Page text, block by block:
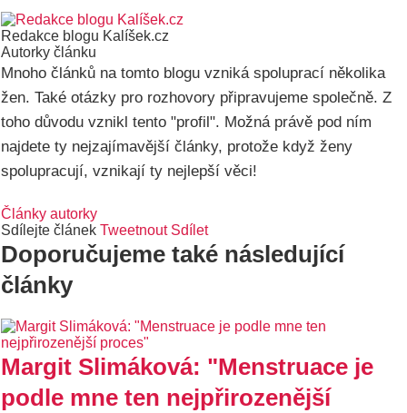
Redakce blogu Kalíšek.cz
Autorky článku
Mnoho článků na tomto blogu vzniká spoluprací několika
žen. Také otázky pro rozhovory připravujeme společně. Z
toho důvodu vznikl tento "profil". Možná právě pod ním
najdete ty nejzajímavější články, protože když ženy
spolupracují, vznikají ty nejlepší věci!
Články autorky
Sdílejte článek Tweetnout Sdílet
Doporučujeme také následující
články
Margit Slimáková: "Menstruace je
podle mne ten nejpřirozenější